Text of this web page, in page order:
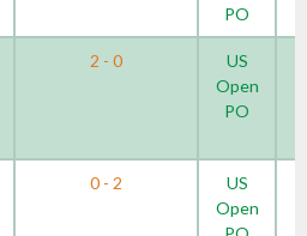
PO
2 - 0
US
Open
PO
0 - 2
US
Open